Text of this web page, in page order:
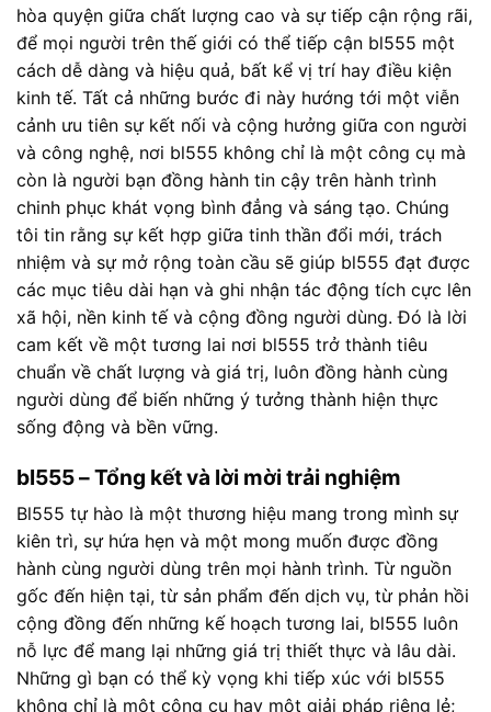
hòa quyện giữa chất lượng cao và sự tiếp cận rộng rãi,
để mọi người trên thế giới có thể tiếp cận bl555 một
cách dễ dàng và hiệu quả, bất kể vị trí hay điều kiện
kinh tế. Tất cả những bước đi này hướng tới một viễn
cảnh ưu tiên sự kết nối và cộng hưởng giữa con người
và công nghệ, nơi bl555 không chỉ là một công cụ mà
còn là người bạn đồng hành tin cậy trên hành trình
chinh phục khát vọng bình đẳng và sáng tạo. Chúng
tôi tin rằng sự kết hợp giữa tinh thần đổi mới, trách
nhiệm và sự mở rộng toàn cầu sẽ giúp bl555 đạt được
các mục tiêu dài hạn và ghi nhận tác động tích cực lên
xã hội, nền kinh tế và cộng đồng người dùng. Đó là lời
cam kết về một tương lai nơi bl555 trở thành tiêu
chuẩn về chất lượng và giá trị, luôn đồng hành cùng
người dùng để biến những ý tưởng thành hiện thực
sống động và bền vững.
bl555 – Tổng kết và lời mời trải nghiệm
Bl555 tự hào là một thương hiệu mang trong mình sự
kiên trì, sự hứa hẹn và một mong muốn được đồng
hành cùng người dùng trên mọi hành trình. Từ nguồn
gốc đến hiện tại, từ sản phẩm đến dịch vụ, từ phản hồi
cộng đồng đến những kế hoạch tương lai, bl555 luôn
nỗ lực để mang lại những giá trị thiết thực và lâu dài.
Những gì bạn có thể kỳ vọng khi tiếp xúc với bl555
không chỉ là một công cụ hay một giải pháp riêng lẻ;